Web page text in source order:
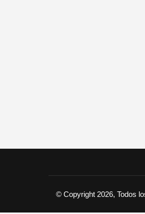
© Copyright 2026, Todos